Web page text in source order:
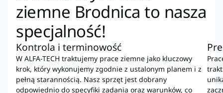
ziemne Brodnica to nasza
specjalność!
Kontrola i terminowość
W ALFA-TECH traktujemy prace ziemne jako kluczowy
krok, który wykonujemy zgodnie z ustalonym planem i z
pełną starannością. Nasz sprzęt jest dobrany
odpowiednio do specyfiki zadania oraz warunków, co